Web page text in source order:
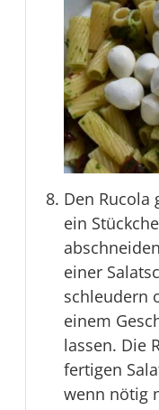
Den Rucola
ein
einer
schleudern
einem
lassen. Die
fertigen
wenn nötig